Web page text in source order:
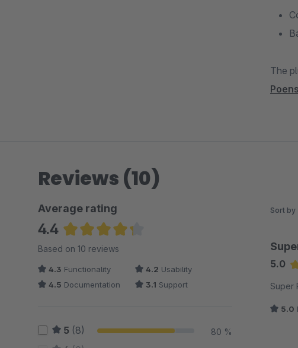
The
Reviews (10)
Average rating
4.4
Average rating of 4.35 out of 5 stars
Based on 10 reviews
4.3 Functionality 4.2 Usability
4.5 Documentation 3.1 Support
5 (8) 80 %
Sort by
5.0
Super
5.0